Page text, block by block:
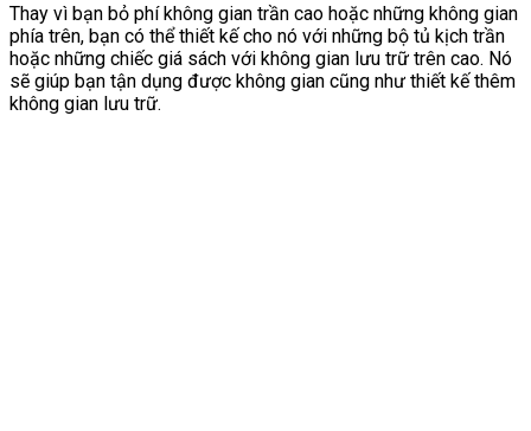
Thay vì bạn bỏ phí không gian trần cao hoặc những không gian
phía trên, bạn có thể thiết kế cho nó với những bộ tủ kịch trần
hoặc những chiếc giá sách với không gian lưu trữ trên cao. Nó
sẽ giúp bạn tận dụng được không gian cũng như thiết kế thêm
không gian lưu trữ.